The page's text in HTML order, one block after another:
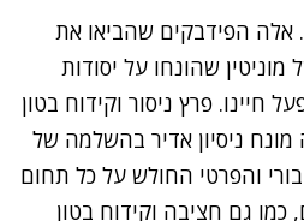
אלה הפידבקים שהביאו את
להתגאות ב-26 של מוניטין שהונחו על יסודות
חיינו. פרץ ניסור וקידוח בטון
ניסיון אדיר בהשלמה של
והפרטי החולש על כל תחום
כמו גם חציבה וקידוח בטון